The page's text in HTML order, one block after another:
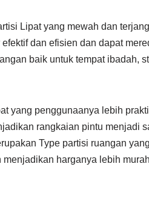
Lipat yang mewah dan
dan efisien dan dapat
baik untuk tempat ibadah,
yang penggunaanya lebih
rangkaian pintu menjadi
Type partisi ruangan
harganya lebih